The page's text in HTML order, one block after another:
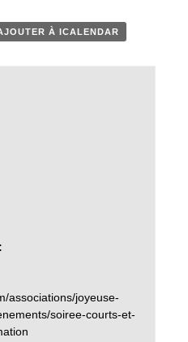
À ICALENDAR
associations/joyeuse-
soiree-courts-et-